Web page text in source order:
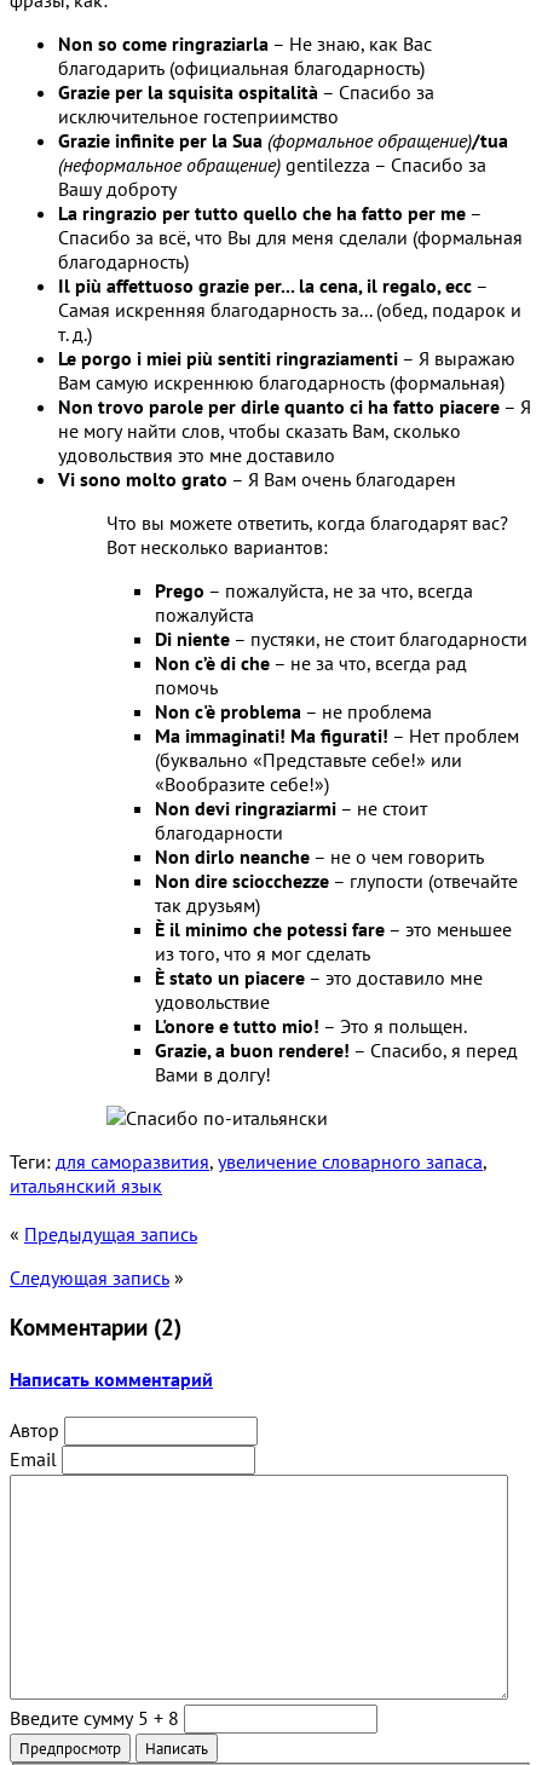
Non so come ringraziarla – Не знаю, как Вас
благодарить (официальная благодарность)
Grazie per la squisita ospitalità – Спасибо за
исключительное гостеприимство
Grazie infinite per la Sua (формальное обращение)/tua
(неформальное обращение) gentilezza – Спасибо за
Вашу доброту
La ringrazio per tutto quello che ha fatto per me –
Спасибо за всё, что Вы для меня сделали (формальная
благодарность)
Il più affettuoso grazie per... la cena, il regalo, ecc –
Самая искренняя благодарность за... (обед, подарок и
т. д.)
Le porgo i miei più sentiti ringraziamenti – Я выражаю
Вам самую искреннюю благодарность (формальная)
Non trovo parole per dirle quanto ci ha fatto piacere – Я
не могу найти слов, чтобы сказать Вам, сколько
удовольствия это мне доставило
Vi sono molto grato – Я Вам очень благодарен
Что вы можете ответить, когда благодарят вас?
Вот несколько вариантов:
Prego – пожалуйста, не за что, всегда
пожалуйста
Di niente – пустяки, не стоит благодарности
Non c’è di che – не за что, всегда рад
помочь
Non c'è problema – не проблема
Ma immaginati! Ma figurati! – Нет проблем
(буквально «Представьте себе!» или
«Вообразите себе!»)
Non devi ringraziarmi – не стоит
благодарности
Non dirlo neanche – не о чем говорить
Non dire sciocchezze – глупости (отвечайте
так друзьям)
È il minimo che potessi fare – это меньшее
из того, что я мог сделать
È stato un piacere – это доставило мне
удовольствие
L'onore e tutto mio! – Это я польщен.
Grazie, a buon rendere! – Спасибо, я перед
Вами в долгу!
Теги: для саморазвития, увеличение словарного запаса,
итальянский язык
« Предыдущая запись
Следующая запись »
Комментарии (2)
Написать комментарий
Автор
Email
Введите сумму 5 + 8